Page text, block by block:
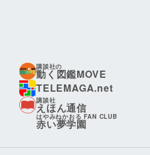
講談社の
動く図鑑MOVE
TELEMAGA.net
講談社
えほん通信
はやみねかおる FAN CLUB
赤い夢学園